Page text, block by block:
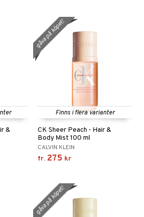
&
Finns i flera varianter
CK Sheer Peach - Hair &
Body Mist 100 ml
CALVIN KLEIN
fr. 275 kr
gåva på köpet!
gåva på köpet!